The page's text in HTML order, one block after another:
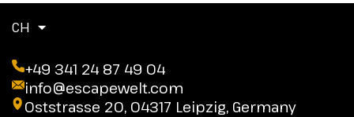
CH
+49 341 24 87 49 04
info@escapewelt.com
Oststrasse 20, 04317 Leipzig, Germany